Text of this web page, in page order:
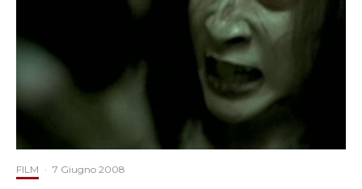
FILM · 7 Giugno 2008